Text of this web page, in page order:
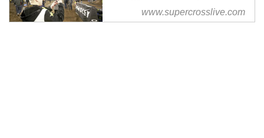
Monster Energyﾂｮ AMA
Supercross is the most
www.supercrosslive.com